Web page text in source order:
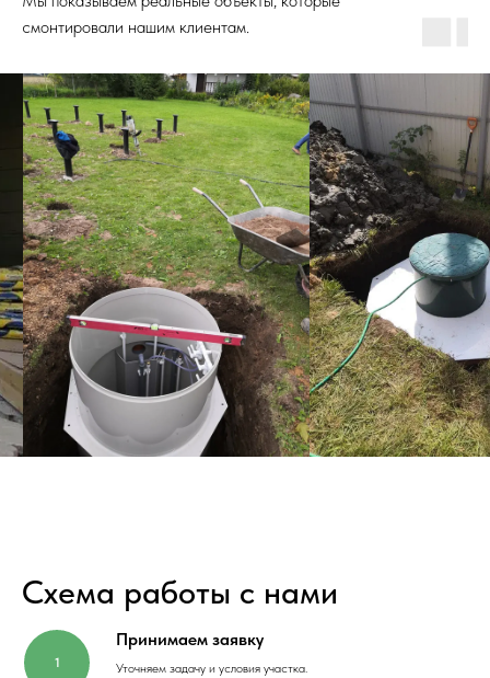
смонтировали нашим клиентам.
Схема работы с нами
Принимаем заявку
Уточняем задачу и условия участка.